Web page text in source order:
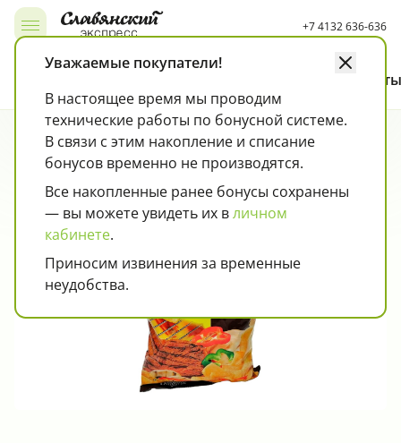
Открыть, закрыть меню +7 4132 636-636
Контакты
Страница товара
Чипсы, снэки, попкорн, кукурузные палочки
Уважаемые покупатели!
В настоящее время мы проводим
технические работы по бонусной системе.
В связи с этим накопление и списание
бонусов временно не производятся.
Все накопленные ранее бонусы сохранены
— вы можете увидеть их вличном
кабинете.
Приносим извинения за временные
неудобства.